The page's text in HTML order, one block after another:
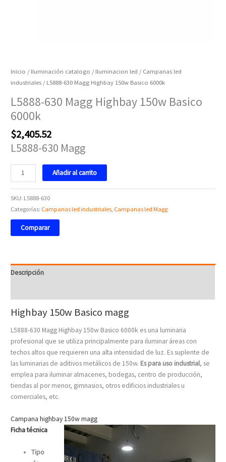
Inicio / Iluminación catalogo / Iluminacion led / Campanas led
industriales / L5888-630 Magg Highbay 150w Basico 6000k
L5888-630 Magg Highbay 150w Basico
6000k
$2,405.52
L5888-630 Magg
Añadir al carrito
SKU: L5888-630
Categorías: Campanas led industriales Campanas led Magg
Comparar
Descripción
Highbay 150w Basico magg
L5888-630 Magg Highbay 150w Basico 6000k es una luminaria
profesional que se utiliza principalmente para iluminar áreas con
techos altos que requieren una alta intensidad de luz. Es suplente de
las luminarias de aditivos metálicos de 150w. Es para uso industrial, se
emplea para iluminar almacenes, bodegas, centro de producción,
tiendas al por menor, gimnasios, otros edificios industriales u
comerciales, etc.
Campana highbay 150w magg
Ficha técnica
Tipo